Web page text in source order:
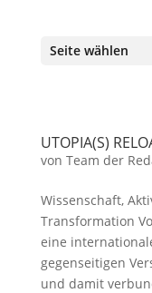
Seite wählen
UTOPIA(S)
von Team der
Wissenschaft,
Transformation
eine
gegenseitigen
und damit